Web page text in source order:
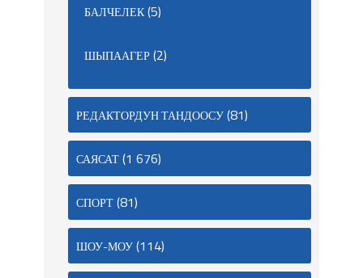
БАЛЧЕЛЕК(5)
ШЫПААГЕР(2)
РЕДАКТОРДУН ТАНДООСУ(81)
САЯСАТ(1 676)
СПОРТ(81)
ШОУ-МОУ(114)